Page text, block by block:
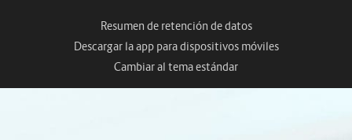
Resumen de retención de datos
Descargar la app para dispositivos móviles
Cambiar al tema estándar